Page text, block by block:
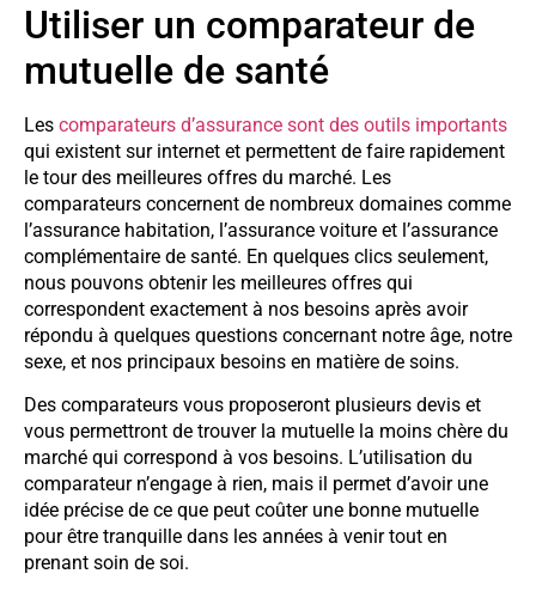
Utiliser un comparateur de
mutuelle de santé
Les comparateurs d’assurance sont des outils importants
qui existent sur internet et permettent de faire rapidement
le tour des meilleures offres du marché. Les
comparateurs concernent de nombreux domaines comme
l’assurance habitation, l’assurance voiture et l’assurance
complémentaire de santé. En quelques clics seulement,
nous pouvons obtenir les meilleures offres qui
correspondent exactement à nos besoins après avoir
répondu à quelques questions concernant notre âge, notre
sexe, et nos principaux besoins en matière de soins.
Des comparateurs vous proposeront plusieurs devis et
vous permettront de trouver la mutuelle la moins chère du
marché qui correspond à vos besoins. L’utilisation du
comparateur n’engage à rien, mais il permet d’avoir une
idée précise de ce que peut coûter une bonne mutuelle
pour être tranquille dans les années à venir tout en
prenant soin de soi.